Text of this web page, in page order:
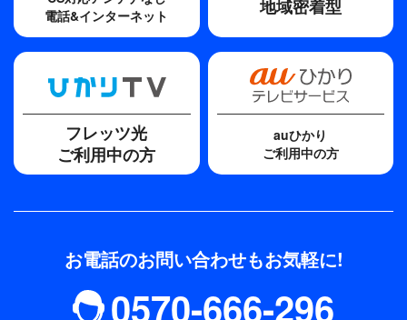
電話&インターネット
地域密着型
フレッツ光
ご利用中の方
auひかり
ご利用中の方
お電話のお問い合わせもお気軽に!
0570-666-296